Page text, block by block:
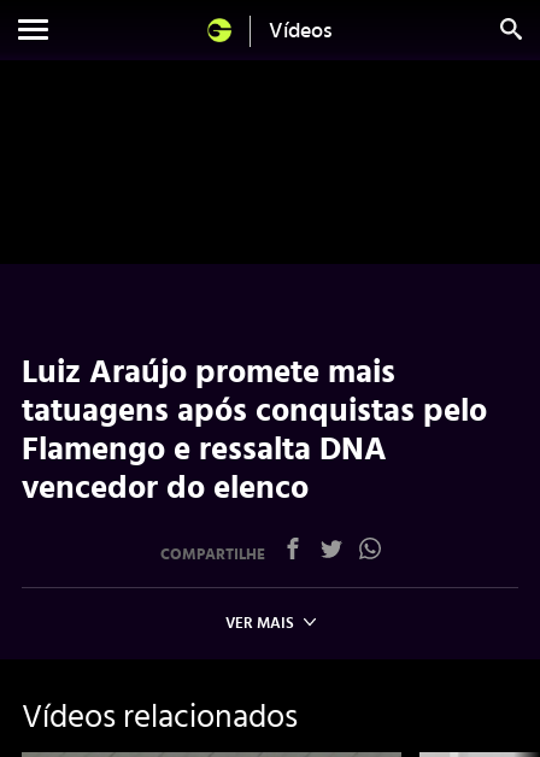
Vídeos
Luiz Araújo promete mais
tatuagens após conquistas pelo
Flamengo e ressalta DNA
vencedor do elenco
COMPARTILHE
VER MAIS
Vídeos relacionados